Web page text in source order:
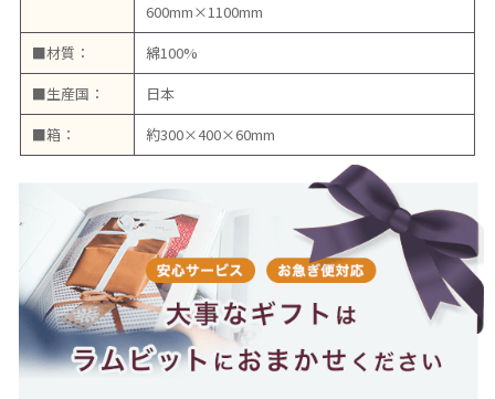
600mm×1100mm
■材質：
綿100%
■生産国：
日本
■箱：
約300×400×60mm